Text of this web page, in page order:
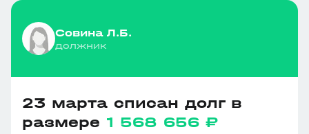
Совина Л.Б.
должник
23 марта списан долг в
размере 1 568 656 ₽